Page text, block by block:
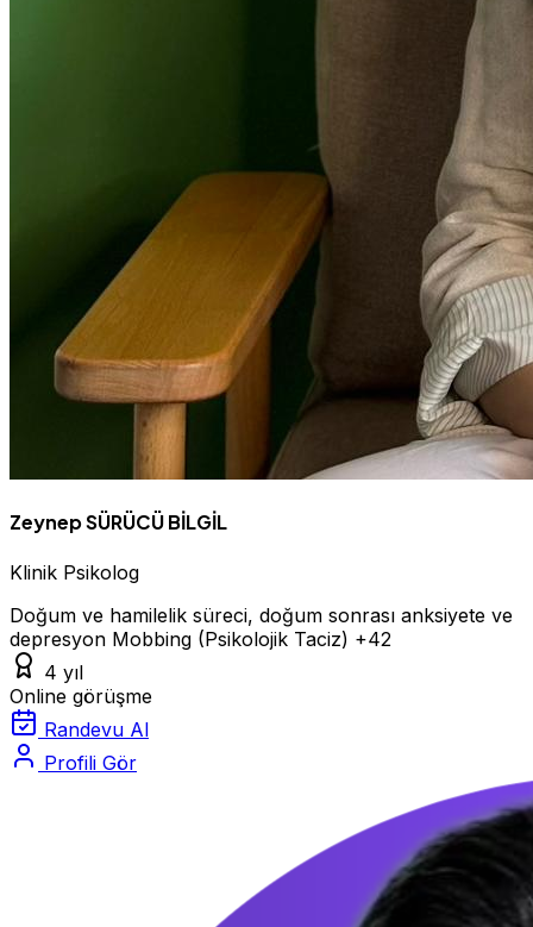
Zeynep SÜRÜCÜ BİLGİL
Klinik Psikolog
Doğum ve hamilelik süreci, doğum sonrası anksiyete ve
depresyon Mobbing (Psikolojik Taciz) +42
4 yıl
Online görüşme
Randevu Al
Profili Gör